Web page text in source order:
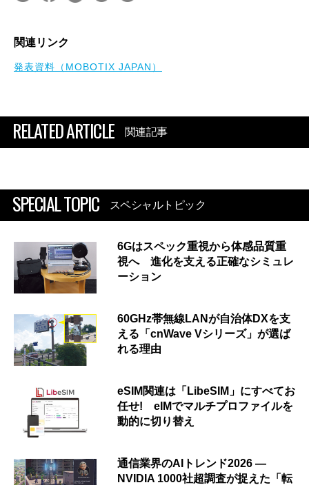
関連リンク
発表資料（MOBOTIX JAPAN）
RELATED ARTICLE 関連記事
SPECIAL TOPIC スペシャルトピック
6Gはスペック重視から体感品質重
視へ 進化を支える正確なシミュレ
ーション
60GHz帯無線LANが自治体DXを支
える「cnWave Vシリーズ」が選ば
れる理由
eSIM関連は「LibeSIM」にすべてお
任せ! eIMでマルチプロファイルを
動的に切り替え
通信業界のAIトレンド2026 ―
NVIDIA 1000社超調査が捉えた「転